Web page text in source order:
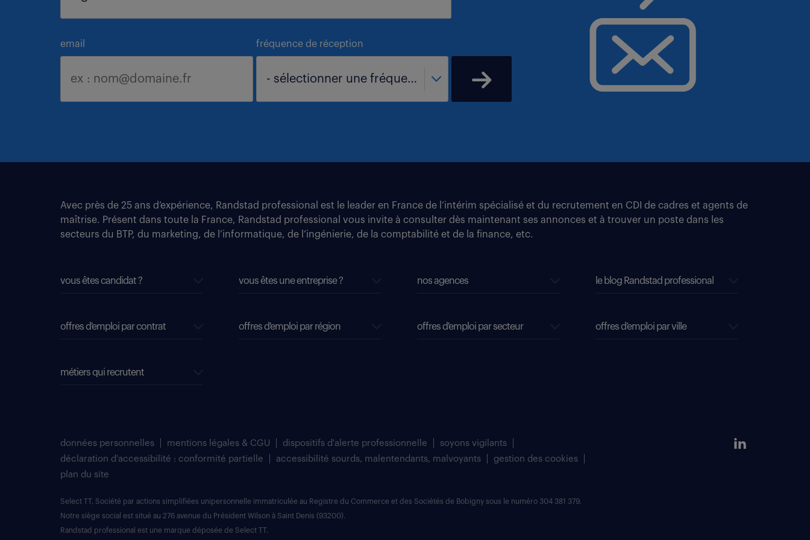
email fréquence de réception
- sélectionner une fréquence -
Avec près de 25 ans d’expérience, Randstad professional est le leader en France de l’intérim spécialisé et du recrutement en CDI de cadres et agents de
maîtrise. Présent dans toute la France, Randstad professional vous invite à consulter dès maintenant ses annonces et à trouver un poste dans les
secteurs du BTP, du marketing, de l’informatique, de l’ingénierie, de la comptabilité et de la finance, etc.
vous êtes candidat ? vous êtes une entreprise ? nos agences le blog Randstad professional
offres d'emploi par contrat offres d'emploi par région offres d'emploi par secteur offres d’emploi par ville
métiers qui recrutent
données personnelles mentions légales & CGU dispositifs d'alerte professionnelle
soyons vigilants
déclaration d'accessibilité : conformité partielle
accessibilité sourds, malentendants, malvoyants
gestion des cookies
plan du site
Select TT, Société par actions simplifiées unipersonnelle immatriculée au Registre du Commerce et des Sociétés de Bobigny sous le numéro 304 381 379.
Notre siège social est situé au 276 avenue du Président Wilson à Saint Denis (93200).
Randstad professional est une marque déposée de Select TT.